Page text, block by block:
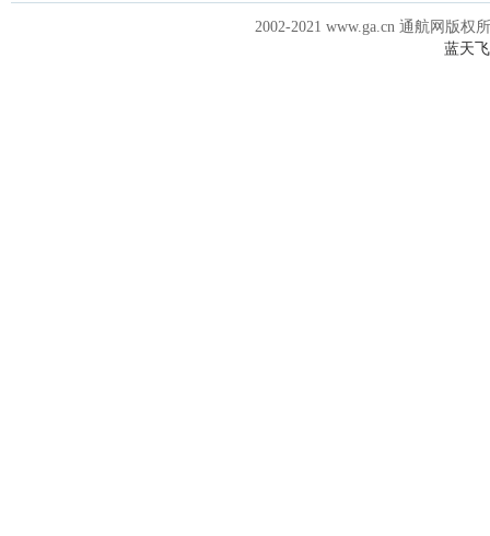
2002-2021 www.ga.cn 通航网版权
蓝天